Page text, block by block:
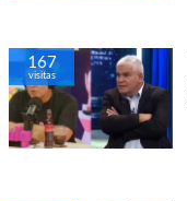
167
visitas